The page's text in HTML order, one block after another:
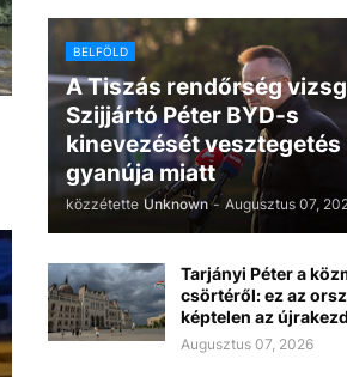
BELFÖLD
A Tiszás rendőrség
Szijjártó Péter BYD-s
kinevezését vesztegetés
gyanúja miatt
közzétette Unknown - Augusztus 07,
Tarjányi Péter a
csörtéről: ez az
képtelen az
Augusztus 07, 2026